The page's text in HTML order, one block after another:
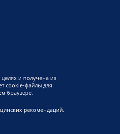
и получена из
cookie-файлы для
браузере.
рекомендаций.